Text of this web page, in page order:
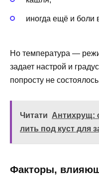
иногда ещё и боли
Но температура —
задает настрой и
попросту не
Читати Антихрущ:
лить под куст для
Факторы,